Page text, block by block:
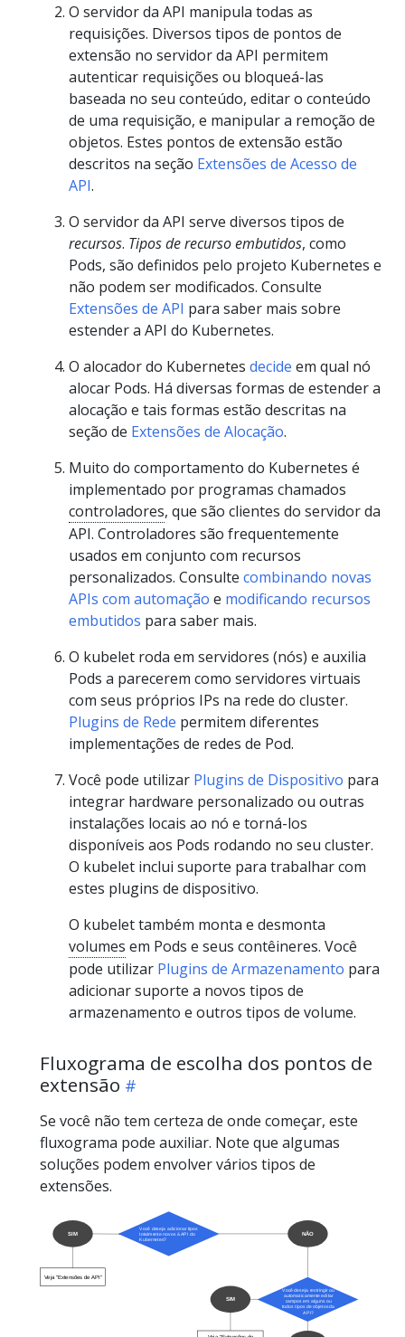
O servidor da API manipula todas as
requisições. Diversos tipos de pontos de
extensão no servidor da API permitem
autenticar requisições ou bloqueá-las
baseada no seu conteúdo, editar o conteúdo
de uma requisição, e manipular a remoção de
objetos. Estes pontos de extensão estão
descritos na seção Extensões de Acesso de
API.
O servidor da API serve diversos tipos de
recursos. Tipos de recurso embutidos, como
Pods, são definidos pelo projeto Kubernetes e
não podem ser modificados. Consulte
Extensões de API para saber mais sobre
estender a API do Kubernetes.
O alocador do Kubernetes decide em qual nó
alocar Pods. Há diversas formas de estender a
alocação e tais formas estão descritas na
seção de Extensões de Alocação.
Muito do comportamento do Kubernetes é
implementado por programas chamados
controladores, que são clientes do servidor da
API. Controladores são frequentemente
usados em conjunto com recursos
personalizados. Consulte combinando novas
APIs com automação e modificando recursos
embutidos para saber mais.
O kubelet roda em servidores (nós) e auxilia
Pods a parecerem como servidores virtuais
com seus próprios IPs na rede do cluster.
Plugins de Rede permitem diferentes
implementações de redes de Pod.
Você pode utilizar Plugins de Dispositivo para
integrar hardware personalizado ou outras
instalações locais ao nó e torná-los
disponíveis aos Pods rodando no seu cluster.
O kubelet inclui suporte para trabalhar com
estes plugins de dispositivo.
O kubelet também monta e desmonta
volumes em Pods e seus contêineres. Você
pode utilizar Plugins de Armazenamento para
adicionar suporte a novos tipos de
armazenamento e outros tipos de volume.
Fluxograma de escolha dos pontos de
extensão
Se você não tem certeza de onde começar, este
fluxograma pode auxiliar. Note que algumas
soluções podem envolver vários tipos de
extensões.